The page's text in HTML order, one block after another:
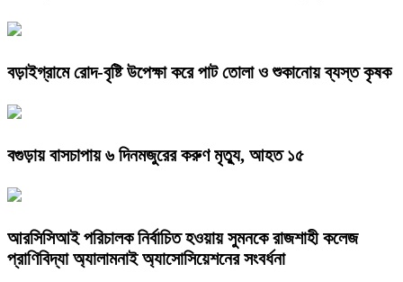
বড়াইগ্রামে রোদ-বৃষ্টি উপেক্ষা করে পাট তোলা ও শুকানোয় ব্যস্ত কৃষক
বগুড়ায় বাসচাপায় ৬ দিনমজুরের করুণ মৃত্যু, আহত ১৫
আরসিসিআই পরিচালক নির্বাচিত হওয়ায় সুমনকে রাজশাহী কলেজ
প্রাণিবিদ্যা অ্যালামনাই অ্যাসোসিয়েশনের সংবর্ধনা